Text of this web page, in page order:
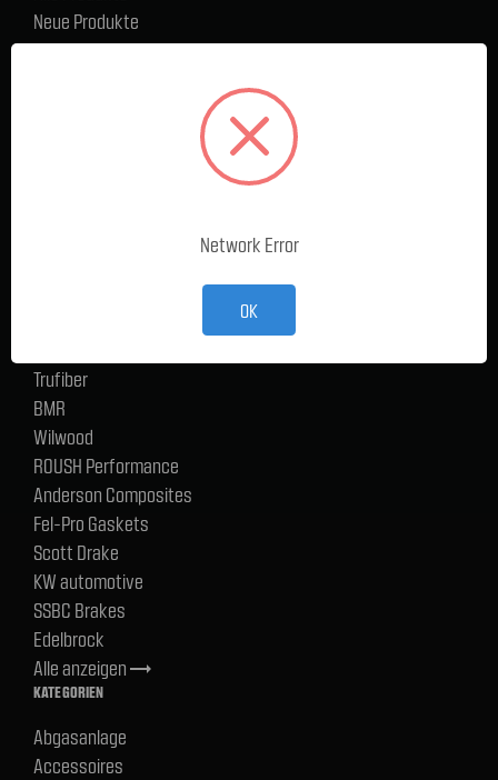
Neue Produkte
%Sale
Versand und Zahlungsbedingungen
Ford Performance Racing Parts
Trufiber
BMR
Wilwood
ROUSH Performance
Anderson Composites
Fel-Pro Gaskets
Scott Drake
KW automotive
SSBC Brakes
Edelbrock
Alle anzeigentrending_flat
KATEGORIEN
Abgasanlage
Accessoires
Network Error
OK